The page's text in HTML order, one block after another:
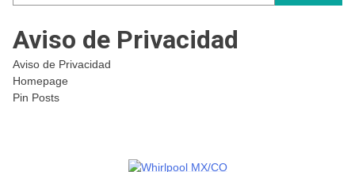
Aviso de Privacidad
Aviso de Privacidad
Homepage
Pin Posts